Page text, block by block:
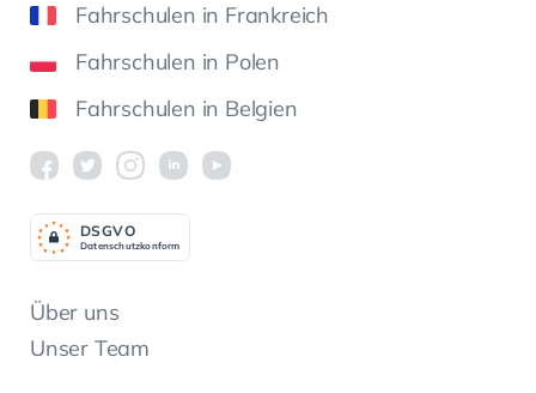
Fahrschulen in Frankreich
Fahrschulen in Polen
Fahrschulen in Belgien
Über uns
Unser Team
Datenschutzkonform
DSGVO